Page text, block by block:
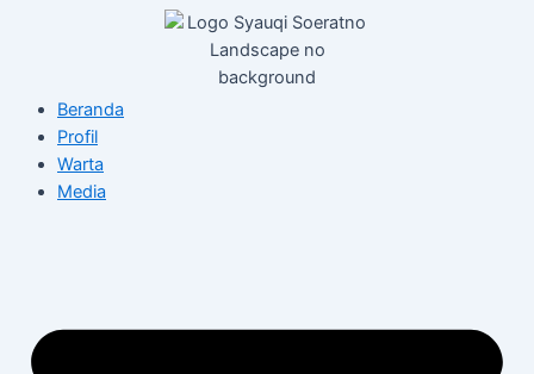
Beranda
Profil
Warta
Media